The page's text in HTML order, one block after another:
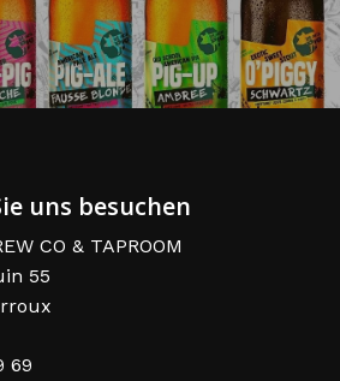
uns besuchen
CO & TAPROOM
55
69